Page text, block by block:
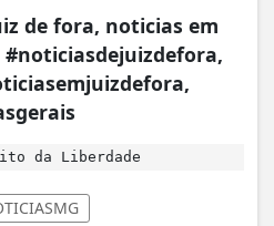
de fora, noticias em
da Liberdade